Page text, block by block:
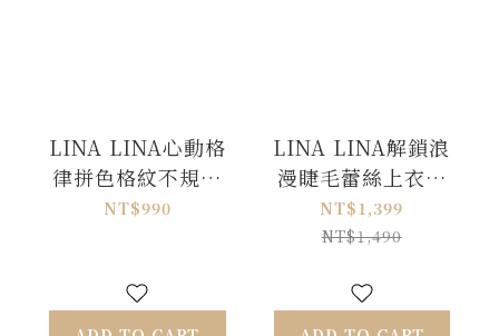
LINA LINA心動格
律拼色格紋不規則
裙襬洋裝-深藍
NT$990
LINA LINA解鎖浪
漫睫毛蕾絲上衣短
裙兩件組-霧藍灰
NT$1,399
NT$1,490